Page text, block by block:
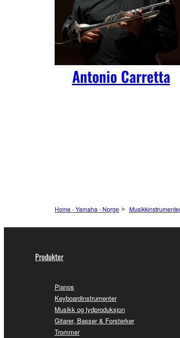
Antonio Carretta
Home - Yamaha - Norge
Produkter
Pianos
Keyboardinstrumenter
Musikk og lydproduksjon
Gitarer, Basser & Forsterker
Trommer